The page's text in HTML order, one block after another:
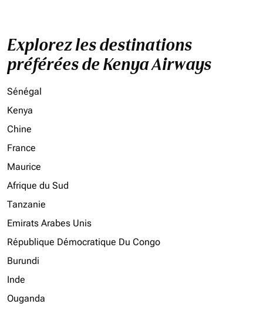
Explorez les destinations
préférées de Kenya Airways
Sénégal
Kenya
Chine
France
Maurice
Afrique du Sud
Tanzanie
Emirats Arabes Unis
République Démocratique Du Congo
Burundi
Inde
Ouganda